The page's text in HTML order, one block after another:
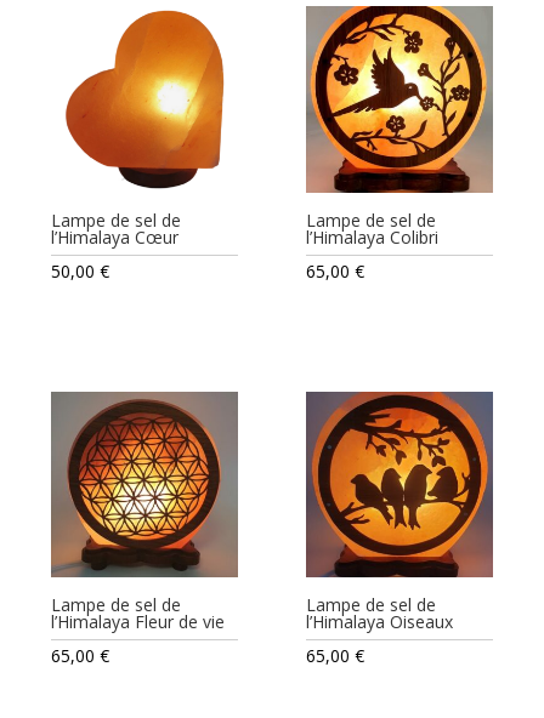
Lampe de sel de
l’Himalaya Cœur
50,00€
Lampe de sel de
l’Himalaya Colibri
65,00€
Lampe de sel de
l’Himalaya Fleur de vie
65,00€
Lampe de sel de
l’Himalaya Oiseaux
65,00€